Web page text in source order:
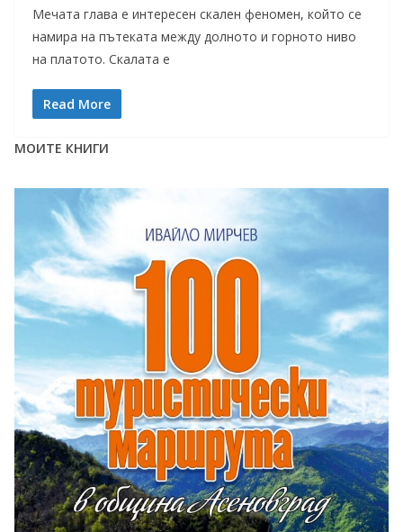
Мечата глава е интересен скален феномен, който се
намира на пътеката между долното и горното ниво
на платото. Скалата е
Read More
МОИТЕ КНИГИ